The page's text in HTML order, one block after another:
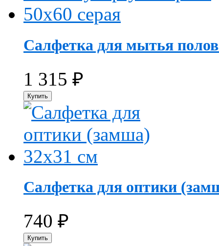
Салфетка для мытья полов
1 315 ₽
Салфетка для оптики
740 ₽